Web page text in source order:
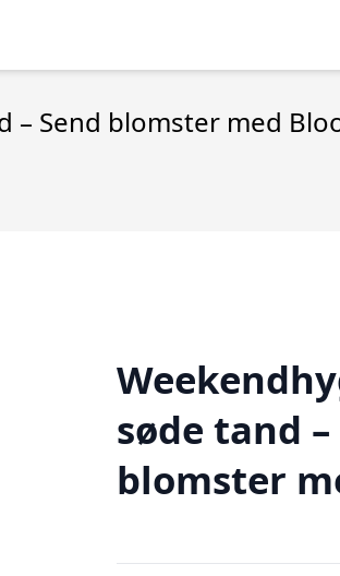
– Send blomster med
søde tand –
blomster